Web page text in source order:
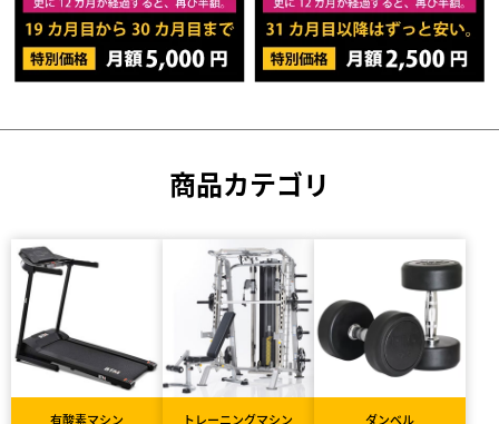
商品カテゴリ
有酸素マシン トレーニングマシン ダンベル